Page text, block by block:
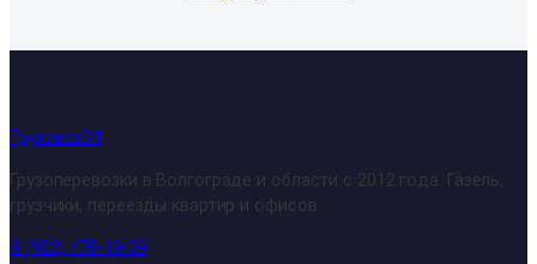
Грузовоз34
Грузоперевозки в Волгограде и области с 2012 года. Газель,
грузчики, переезды квартир и офисов.
8 (903) 478-19-39